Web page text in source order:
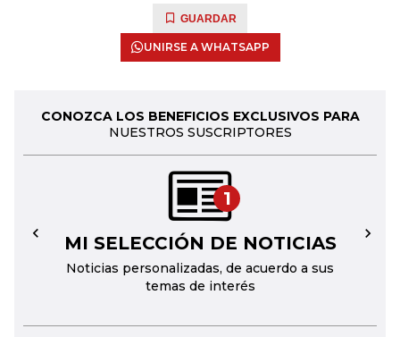
GUARDAR
UNIRSE A WHATSAPP
CONOZCA LOS BENEFICIOS EXCLUSIVOS PARA
NUESTROS SUSCRIPTORES
1
MI SELECCIÓN DE NOTICIAS
Noticias personalizadas, de acuerdo a sus
temas de interés
← →